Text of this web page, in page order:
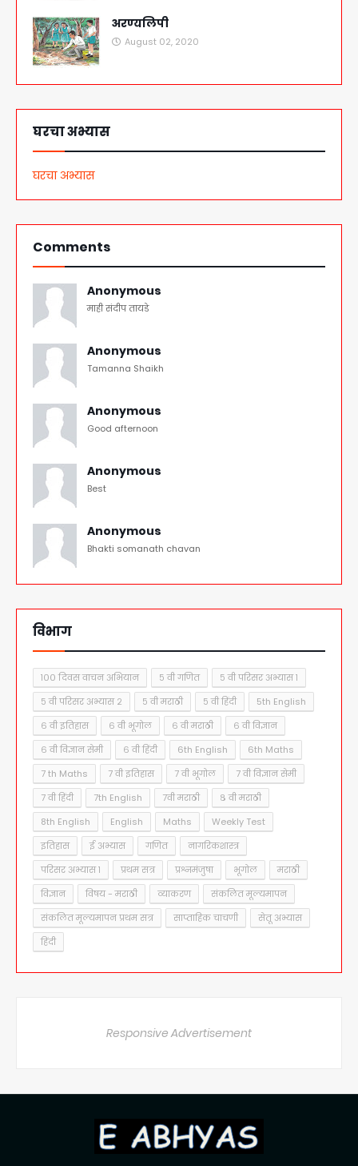
अरण्यलिपी
August 02, 2020
घरचा अभ्यास
घरचा अभ्यास
Comments
Anonymous
माही संदीप तायडे
Anonymous
Tamanna Shaikh
Anonymous
Good afternoon
Anonymous
Best
Anonymous
Bhakti somanath chavan
विभाग
१०० दिवस वाचन अभियान ५ वी गणित
५ वी परिसर अभ्यास १
५ वी परिसर अभ्यास २
५ वी मराठी ५ वी हिंदी
5th English
६ वी इतिहास
६ वी भूगोल ६ वी मराठी
६ वी विज्ञान
६ वी विज्ञान सेमी
६ वी हिंदी 6th English
6th Maths
7 th Maths
7 वी इतिहास 7 वी भूगोल
7 वी विज्ञान सेमी
7 वी हिंदी
7th English 7वी मराठी
८ वी मराठी
8th English
English Maths
Weekly Test
इतिहास
ई अभ्यास गणित
नागरिकशास्त्र
परिसर अभ्यास १
प्रथम सत्र प्रश्नमंजुषा भूगोल
मराठी
विज्ञान
विषय - मराठी व्याकरण
संकलित मूल्यमापन
संकलित मूल्यमापन प्रथम सत्र
साप्ताहिक चाचणी
सेतू अभ्यास
हिंदी
Responsive Advertisement